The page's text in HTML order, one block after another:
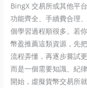
BingX 交易所或其他平
功能齊全、手續費合理
個學習過程順很多。若
幣盈推薦這類資源，先
流程弄懂，再逐步嘗試
而是一個需要知識、紀
開始，虛擬貨幣交易所